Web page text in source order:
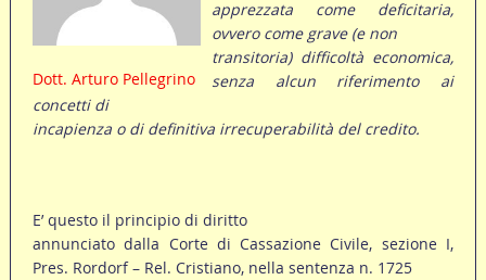
Dott. Arturo Pellegrino
apprezzata come deficitaria,
ovvero come grave (e non
transitoria) difficoltà economica,
senza alcun riferimento ai
concetti di
incapienza o di definitiva irrecuperabilità del credito.
E’ questo il principio di diritto
annunciato dalla Corte di Cassazione Civile, sezione I,
Pres. Rordorf – Rel. Cristiano, nella sentenza n. 1725